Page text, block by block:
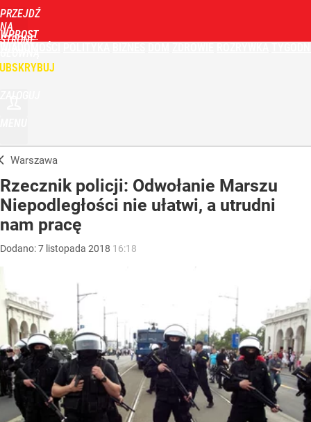
PRZEJDŹ
NA
STRONĘ
WPROST
Warszawa
Rzecznik policji: Odwołanie Marszu
Niepodległości nie ułatwi, a utrudni
nam pracę
Dodano:7 listopada 2018 16:18